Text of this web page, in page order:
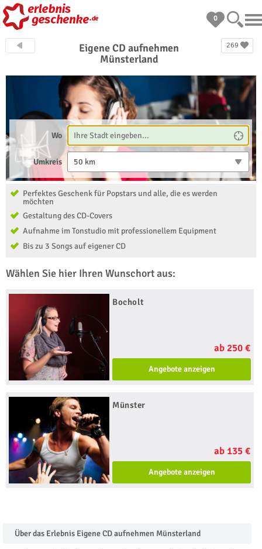
0
269
Eigene CD aufnehmen
Münsterland
Wo
Umkreis 50 km
Perfektes Geschenk für Popstars und alle, die es werden
möchten
Gestaltung des CD-Covers
Aufnahme im Tonstudio mit professionellem Equipment
Bis zu 3 Songs auf eigener CD
Wählen Sie hier Ihren Wunschort aus:
Bocholt
ab 250 €
Angebote anzeigen
Münster
ab 135 €
Angebote anzeigen
Über das Erlebnis Eigene CD aufnehmen Münsterland